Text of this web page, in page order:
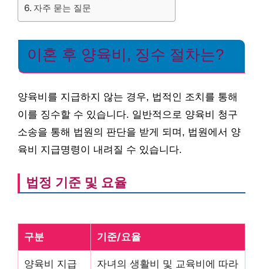
자주 묻는 질문
이혼 후 양육비, 징수 절차는?
양육비를 지급하지 않는 경우, 법적인 조치를 통해
이를 징수할 수 있습니다. 일반적으로 양육비 청구
소송을 통해 법원의 판단을 받게 되며, 법원에서 양
육비 지급명령이 내려질 수 있습니다.
법정 기준 및 요율
구분 기준/요율
양육비 지급
자녀의 생활비 및 교육비에 따라